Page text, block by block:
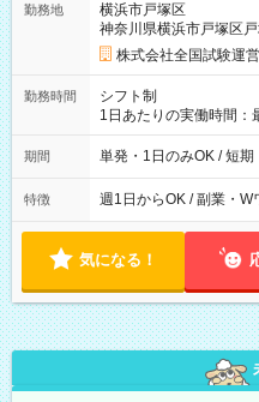
例】 ・河合塾模擬試験
×8時間＝日収10,400円
円の場合あり ・国家試
円（役割手当＋100円）×6
間】試用期間なし
勤務地
横浜市戸塚区
神奈川県横浜市戸塚区
株式会社全国試験運
勤務時間
シフト制
1日あたりの実働時間
間は 試験により異な
期間 単発・1日のみOK / 短期
特徴 週1日からOK / 副業・
気になる！